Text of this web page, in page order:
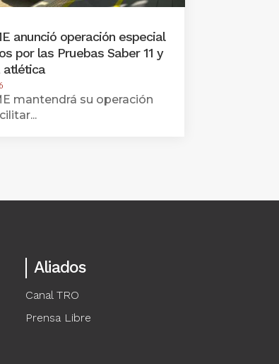
anunció operación especial
por las Pruebas Saber 11 y
atlética
mantendrá su operación
Aliados
Canal TRO
Prensa Libre